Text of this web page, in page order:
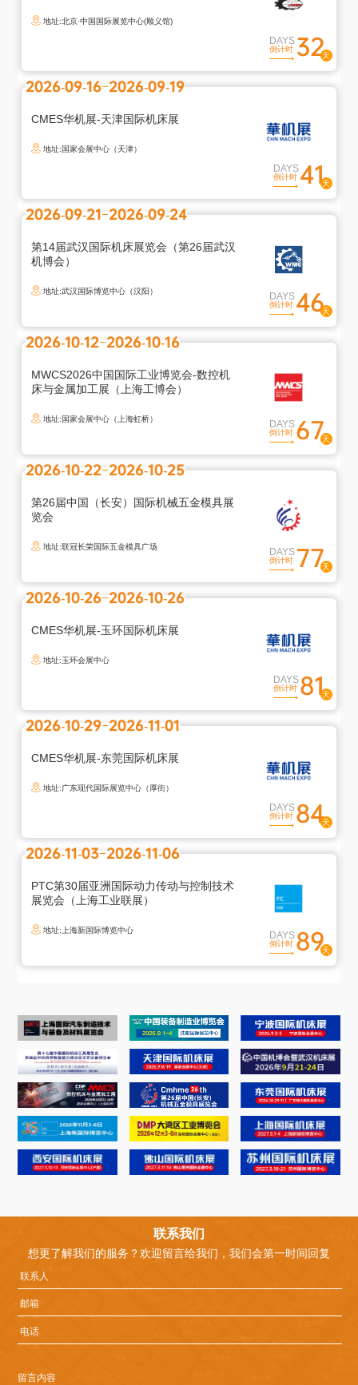
地址:北京·中国国际展览中心(顺义馆)
DAYS
倒计时 32
2026-09-16 2026-09-19
CMES华机展-天津国际机床展
地址:国家会展中心（天津）
DAYS
倒计时 41
2026-09-21 2026-09-24
第14届武汉国际机床展览会（第26届武汉
机博会）
地址:武汉国际博览中心（汉阳） DAYS
倒计时 46
2026-10-12 2026-10-16
MWCS2026中国国际工业博览会-数控机
床与金属加工展（上海工博会）
地址:国家会展中心（上海虹桥） DAYS
倒计时 67
2026-10-22 2026-10-25
第26届中国（长安）国际机械五金模具展
览会
地址:联冠长荣国际五金模具广场 DAYS
倒计时 77
2026-10-26 2026-10-26
CMES华机展-玉环国际机床展
地址:玉环会展中心
DAYS
倒计时 81
2026-10-29 2026-11-01
CMES华机展-东莞国际机床展
地址:广东现代国际展览中心（厚街）
DAYS
倒计时 84
2026-11-03 2026-11-06
PTC第30届亚洲国际动力传动与控制技术
展览会（上海工业联展）
地址:上海新国际博览中心 DAYS
倒计时 89
联系我们
想更了解我们的服务？欢迎留言给我们，我们会第一时间回复
退
出
登
录
您
退
出
录